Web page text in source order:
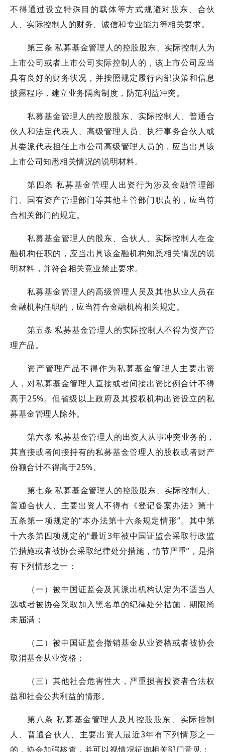
不得通过设立特殊目的载体等方式规避对股东、合伙
人、实际控制人的财务、诚信和专业能力等相关要求。
第三条 私募基金管理人的控股股东、实际控制人为
上市公司或者上市公司实际控制人的，该上市公司应当
具有良好的财务状况，并按照规定履行内部决策和信息
披露程序，建立业务隔离制度，防范利益冲突。
私募基金管理人的控股股东、实际控制人、普通合
伙人和法定代表人、高级管理人员、执行事务合伙人或
其委派代表担任上市公司高级管理人员的，应当出具该
上市公司知悉相关情况的说明材料。
第四条 私募基金管理人出资行为涉及金融管理部
门、国有资产管理部门等其他主管部门职责的，应当符
合相关部门的规定。
私募基金管理人的股东、合伙人、实际控制人在金
融机构任职的，应当出具该金融机构知悉相关情况的说
明材料，并符合相关竞业禁止要求。
私募基金管理人的高级管理人员及其他从业人员在
金融机构任职的，应当符合金融机构相关规定。
第五条 私募基金管理人的实际控制人不得为资产管
理产品。
资产管理产品不得作为私募基金管理人主要出资
人，对私募基金管理人直接或者间接出资比例合计不得
高于25%。但省级以上政府及其授权机构出资设立的私
募基金管理人除外。
第六条 私募基金管理人的出资人从事冲突业务的，
其直接或者间接持有的私募基金管理人的股权或者财产
份额合计不得高于25%。
第七条 私募基金管理人的控股股东、实际控制人、
普通合伙人、主要出资人不得有《登记备案办法》第十
五条第一项规定的“本办法第十六条规定情形”。其中第
十六条第四项规定的“最近3年被中国证监会采取行政监
管措施或者被协会采取纪律处分措施，情节严重”，是指
有下列情形之一：
（一）被中国证监会及其派出机构认定为不适当人
选或者被协会采取加入黑名单的纪律处分措施，期限尚
未届满；
（二）被中国证监会撤销基金从业资格或者被协会
取消基金从业资格；
（三）其他社会危害性大，严重损害投资者合法权
益和社会公共利益的情形。
第八条 私募基金管理人及其控股股东、实际控制
人、普通合伙人、主要出资人最近3年有下列情形之一
的，协会加强核查，并可以视情况征询相关部门意见：